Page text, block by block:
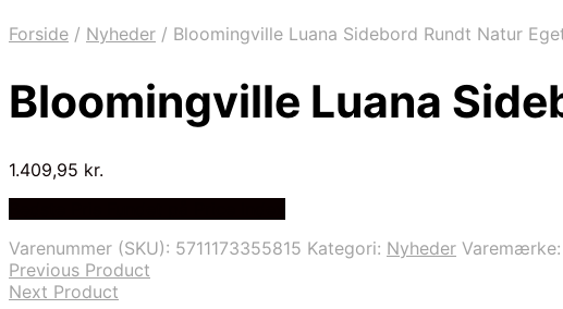
Forside / Nyheder / Bloomingville Luana Sidebord Rundt Natur
Bloomingville Luana
1.409,95 kr.
Varenummer (SKU): 5711173355815 Kategori: Nyheder Varemærke:
Previous Product
Next Product